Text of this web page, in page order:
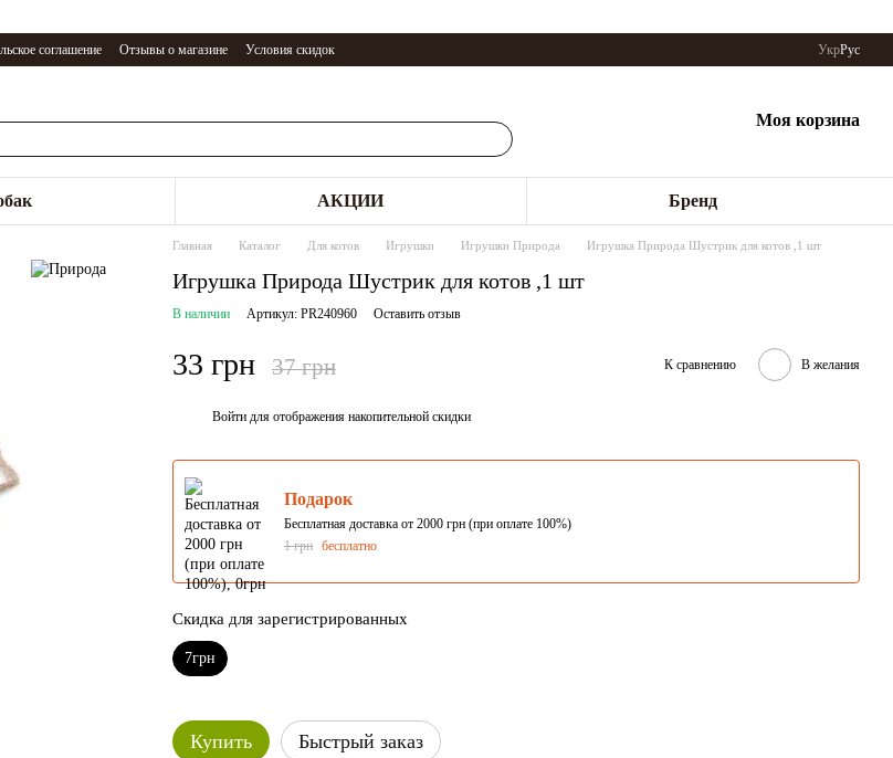
соглашение Отзывы о магазине Условия скидок УкрРус
Моя корзина
АКЦИИ Бренд
Главная Каталог Для котов Игрушки Игрушки Природа Игрушка Природа Шустрик для котов ,1 шт
Игрушка Природа Шустрик для котов ,1 шт
В наличии Артикул: PR240960 Оставить отзыв
33 грн 37 грн К сравнению В желания
Войти для отображения накопительной скидки
Подарок
Бесплатная доставка от 2000 грн (при оплате 100%)
1 грн бесплатно
Скидка для зарегистрированных
7грн
Купить Быстрый заказ